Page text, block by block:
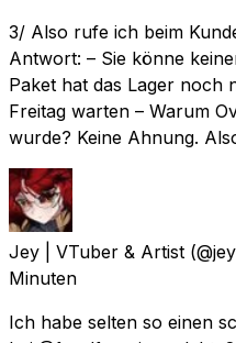
3/ Also rufe ich beim
Antwort: – Sie könne
Paket hat das Lager noch
Freitag warten – Warum
wurde? Keine Ahnung.
Jey | VTuber & Artist
Minuten
Ich habe selten so einen